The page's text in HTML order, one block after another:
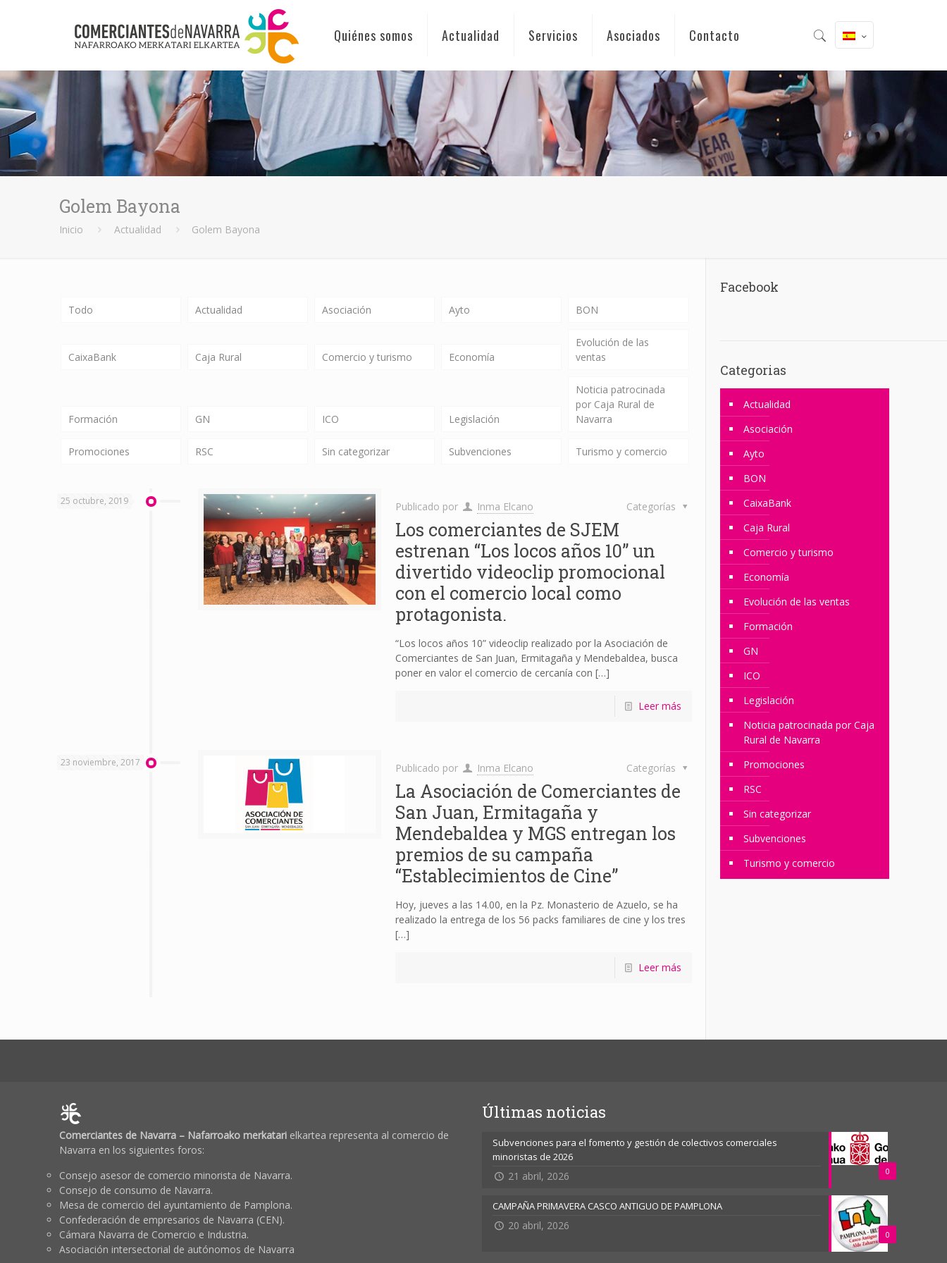
Quiénes somos Actualidad Servicios Asociados Contacto
Golem Bayona
Inicio Actualidad Golem Bayona
Todo Actualidad Asociación Ayto BON
CaixaBank Caja Rural Comercio y turismo Economía
Evolución de las
ventas
Formación GN ICO Legislación
Noticia patrocinada
por Caja Rural de
Navarra
Promociones RSC Sin categorizar Subvenciones Turismo y comercio
25 octubre, 2019 Publicado por Inma Elcano Categorías
Los comerciantes de SJEM
estrenan “Los locos años 10” un
divertido videoclip promocional
con el comercio local como
protagonista.
“Los locos años 10” videoclip realizado por la Asociación de
Comerciantes de San Juan, Ermitagaña y Mendebaldea, busca
poner en valor el comercio de cercanía con […]
Leer más
23 noviembre, 2017 Publicado por Inma Elcano Categorías
La Asociación de Comerciantes de
San Juan, Ermitagaña y
Mendebaldea y MGS entregan los
premios de su campaña
“Establecimientos de Cine”
Hoy, jueves a las 14.00, en la Pz. Monasterio de Azuelo, se ha
realizado la entrega de los 56 packs familiares de cine y los tres
[…]
Leer más
Facebook
Categorias
Actualidad
Asociación
Ayto
BON
CaixaBank
Caja Rural
Comercio y turismo
Economía
Evolución de las ventas
Formación
GN
ICO
Legislación
Noticia patrocinada por Caja
Rural de Navarra
Promociones
RSC
Sin categorizar
Subvenciones
Turismo y comercio
Comerciantes de Navarra – Nafarroako merkatari elkartea representa al comercio de
Navarra en los siguientes foros:
Consejo asesor de comercio minorista de Navarra.
Consejo de consumo de Navarra.
Mesa de comercio del ayuntamiento de Pamplona.
Confederación de empresarios de Navarra (CEN).
Cámara Navarra de Comercio e Industria.
Asociación intersectorial de autónomos de Navarra
Últimas noticias
0
Subvenciones para el fomento y gestión de colectivos comerciales
minoristas de 2026
21 abril, 2026
0
CAMPAÑA PRIMAVERA CASCO ANTIGUO DE PAMPLONA
20 abril, 2026